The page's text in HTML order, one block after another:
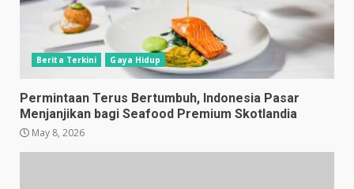
Berita Terkini Gaya Hidup
Permintaan Terus Bertumbuh, Indonesia Pasar
Menjanjikan bagi Seafood Premium Skotlandia
May 8, 2026